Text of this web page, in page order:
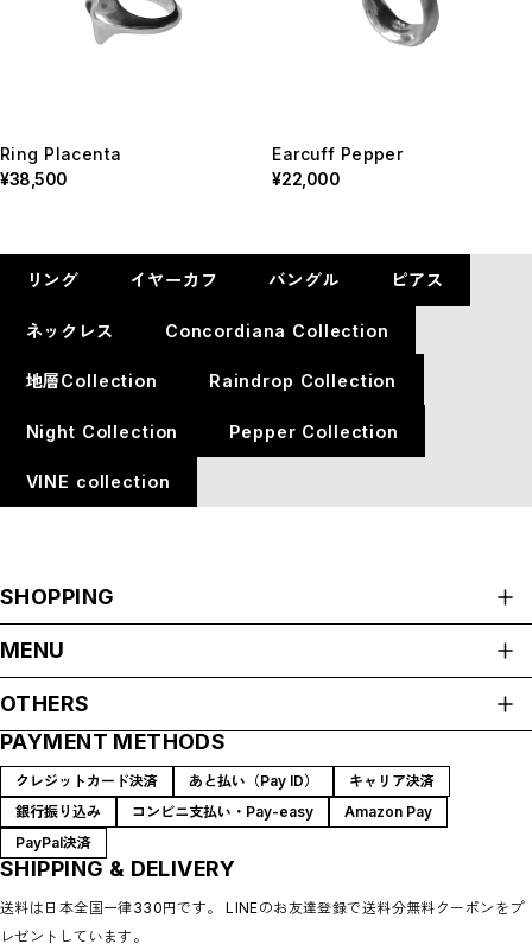
Ring Placenta
¥38,500
Earcuff Pepper
¥22,000
リング イヤーカフ バングル ピアス
ネックレス Concordiana Collection
地層Collection Raindrop Collection
Night Collection Pepper Collection
VINE collection
SHOPPING
イヤーカフ
ピアス
ネックレス
Concordiana Collection
地層Collection
Raindrop Collection
MENU
ACCESS
Sustainability
FAQ
BLOG
CONTACT
OTHERS
プライバシーポリシー
特定商取引法に基づく表記
PAYMENT METHODS
クレジットカード決済 あと払い（Pay ID）
キャリア決済
銀行振り込み
コンビニ支払い・Pay-easy
Amazon Pay
PayPal決済
SHIPPING & DELIVERY
送料は日本全国一律330円です。 LINEのお友達登録で送料分無料クーポンをプ
レゼントしています。